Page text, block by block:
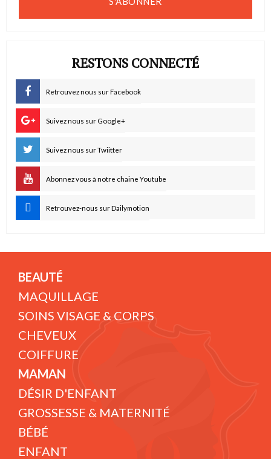
RESTONS CONNECTÉ
Retrouvez nous sur Facebook
Suivez nous sur Google+
Suivez nous sur Twiitter
Abonnez vous à notre chaine Youtube
Retrouvez-nous sur Dailymotion
BEAUTÉ
MAQUILLAGE
SOINS VISAGE & CORPS
CHEVEUX
COIFFURE
MAMAN
DÉSIR D'ENFANT
GROSSESSE & MATERNITÉ
BÉBÉ
ENFANT